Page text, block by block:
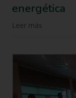
energética
Leer más